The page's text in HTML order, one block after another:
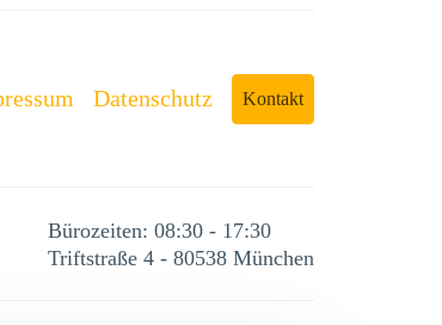
Datenschutz Kontakt
Bürozeiten: 08:30 - 17:30
Triftstraße 4 - 80538 München